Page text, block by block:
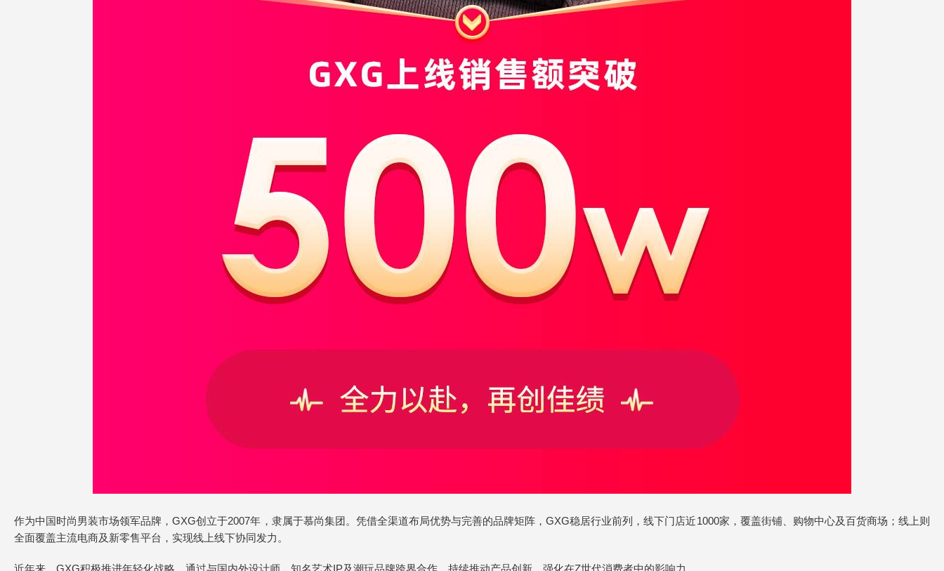
作为中国时尚男装市场领军品牌，GXG创立于2007年，隶属于慕尚集团。凭借全渠道布局优势与完善的品牌矩阵，GXG稳居行业前列，线下门店近1000家，覆盖街铺、购物中心及百货商场；线上则
全面覆盖主流电商及新零售平台，实现线上线下协同发力。
近年来，GXG积极推进年轻化战略，通过与国内外设计师、知名艺术IP及潮玩品牌跨界合作，持续推动产品创新，强化在Z世代消费者中的影响力。